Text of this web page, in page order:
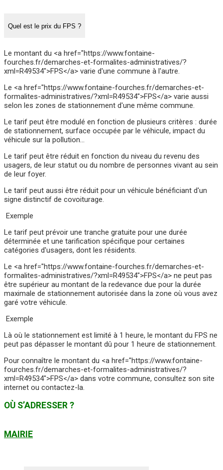
Quel est le prix du FPS ?
Le montant du <a href="https://www.fontaine-
fourches.fr/demarches-et-formalites-administratives/?
xml=R49534">FPS</a> varie d'une commune à l'autre.
Le <a href="https://www.fontaine-fourches.fr/demarches-et-
formalites-administratives/?xml=R49534">FPS</a> varie aussi
selon les zones de stationnement d'une même commune.
Le tarif peut être modulé en fonction de plusieurs critères : durée
de stationnement, surface occupée par le véhicule, impact du
véhicule sur la pollution…
Le tarif peut être réduit en fonction du niveau du revenu des
usagers, de leur statut ou du nombre de personnes vivant au sein
de leur foyer.
Le tarif peut aussi être réduit pour un véhicule bénéficiant d'un
signe distinctif de covoiturage.
Exemple
Le tarif peut prévoir une tranche gratuite pour une durée
déterminée et une tarification spécifique pour certaines
catégories d'usagers, dont les résidents.
Le <a href="https://www.fontaine-fourches.fr/demarches-et-
formalites-administratives/?xml=R49534">FPS</a> ne peut pas
être supérieur au montant de la redevance due pour la durée
maximale de stationnement autorisée dans la zone où vous avez
garé votre véhicule.
Exemple
Là où le stationnement est limité à 1 heure, le montant du FPS ne
peut pas dépasser le montant dû pour 1 heure de stationnement.
Pour connaître le montant du <a href="https://www.fontaine-
fourches.fr/demarches-et-formalites-administratives/?
xml=R49534">FPS</a> dans votre commune, consultez son site
internet ou contactez-la.
OÙ S’ADRESSER ?
MAIRIE